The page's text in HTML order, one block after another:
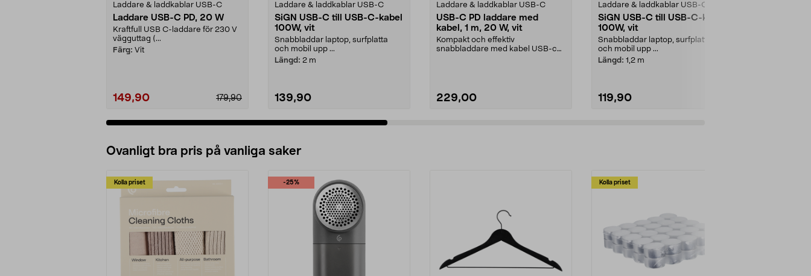
Laddare & laddkablar USB-C
Laddare USB-C PD, 20 W
Kraftfull USB C-laddare för 230 V
vägguttag (...
Färg: Vit
149,90 179,90
Laddare & laddkablar USB-C
SiGN USB-C till USB-C-kabel
100W, vit
Snabbladdar laptop, surfplatta
och mobil upp ...
Längd: 2 m
139,90
Laddare & laddkablar USB-C
USB-C PD laddare med
kabel, 1 m, 20 W, vit
Kompakt och effektiv
snabbladdare med kabel USB-c
229,00
Laddare & laddkablar USB-C
SiGN USB-C till USB-C-kabel
100W, vit
Snabbladdar laptop, surfplatta
och mobil upp ...
Längd: 1,2 m
119,90
Ovanligt bra pris på vanliga saker
Kolla priset -25% Kolla priset